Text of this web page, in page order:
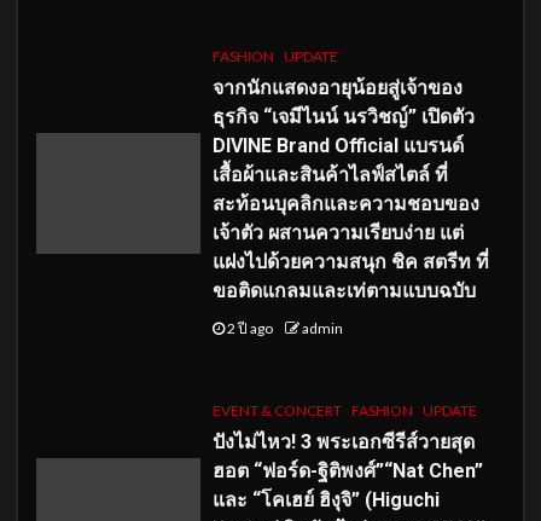
FASHION UPDATE
จากนักแสดงอายุน้อยสู่เจ้าของ
ธุรกิจ “เจมีไนน์ นรวิชญ์” เปิดตัว
DIVINE Brand Official แบรนด์
เสื้อผ้าและสินค้าไลฟ์สไตล์ ที่
สะท้อนบุคลิกและความชอบของ
เจ้าตัว ผสานความเรียบง่าย แต่
แฝงไปด้วยความสนุก ชิค สตรีท ที่
ขอติดแกลมและเท่ตามแบบฉบับ
2 ปี ago admin
EVENT & CONCERT FASHION UPDATE
ปังไม่ไหว! 3 พระเอกซีรีส์วายสุด
ฮอต “ฟอร์ด-ฐิติพงศ์”“Nat Chen”
และ “โคเฮย์ ฮิงุจิ” (Higuchi